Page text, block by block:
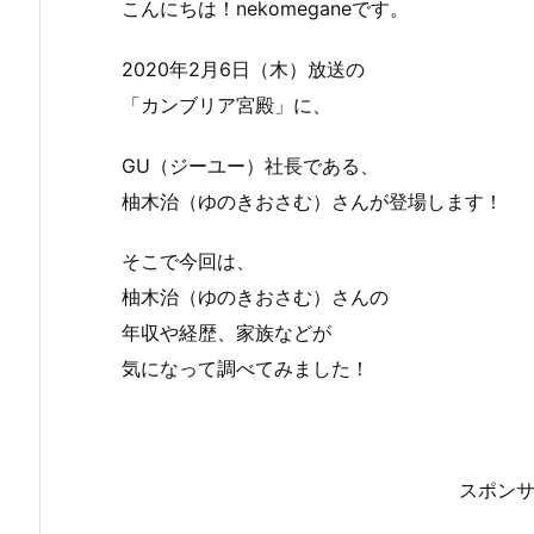
こんにちは！nekomeganeです。
2020年2月6日（木）放送の
「カンブリア宮殿」に、
GU（ジーユー）社長である、
柚木治（ゆのきおさむ）さんが登場します！
そこで今回は、
柚木治（ゆのきおさむ）さんの
年収や経歴、家族などが
気になって調べてみました！
スポン